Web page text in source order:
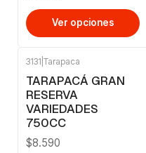
Ver opciones
3131 Tarapaca
TARAPACÁ GRAN
RESERVA
VARIEDADES
750CC
$8.590